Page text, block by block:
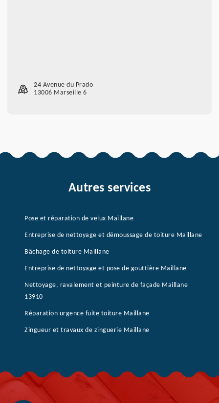
24 Avenue du Prado
13006 Marseille 6
Autres services
Pose et réparation de velux Maillane
Entreprise de nettoyage et démoussage de toiture Maillane
Bâchage de toiture Maillane
Entreprise de nettoyage et pose de gouttière Maillane
Nettoyage, ravalement et peinture de façade Maillane
13910
Réparation urgence fuite toiture Maillane
Zingueur et travaux de zinguerie Maillane